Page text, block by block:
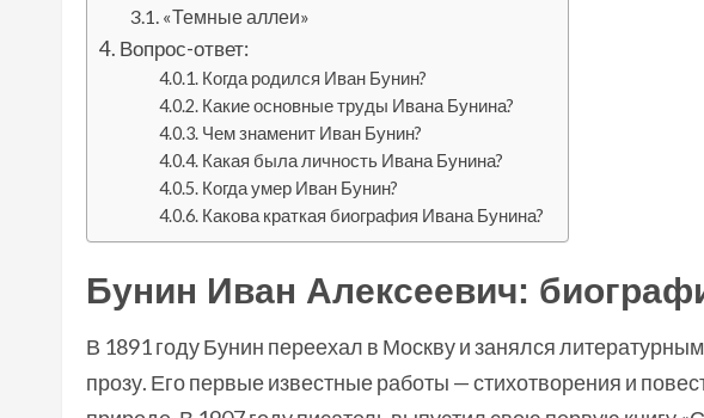
«Темные аллеи»
Вопрос-ответ:
Когда родился Иван Бунин?
Какие основные труды Ивана Бунина?
Чем знаменит Иван Бунин?
Какая была личность Ивана Бунина?
Когда умер Иван Бунин?
Какова краткая биография Ивана Бунина?
Бунин Иван Алексеевич:
В 1891 году Бунин переехал в Москву и занялся
прозу. Его первые известные работы — стихотворения и